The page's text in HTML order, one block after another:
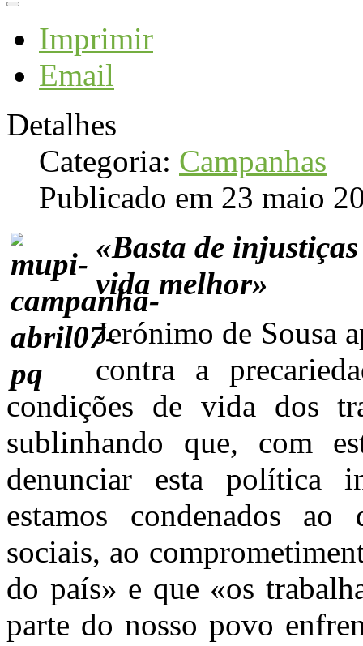
Imprimir
Email
Detalhes
Categoria: Campanhas
Publicado em 23 maio
«Basta de
vida melhor»
Jerónimo de Sousa
contra a
condições de vida dos
sublinhando que, com
denunciar esta política
estamos condenados
sociais, ao
do país» e que «os
parte do nosso povo